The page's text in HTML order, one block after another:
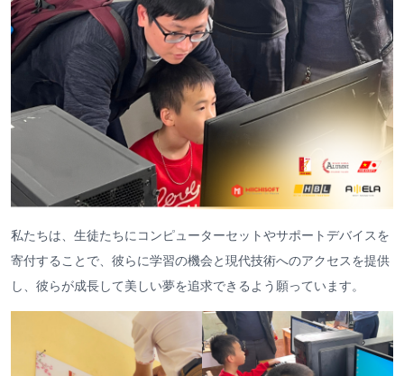
私たちは、生徒たちにコンピューターセットやサポートデバイスを
寄付することで、彼らに学習の機会と現代技術へのアクセスを提供
し、彼らが成長して美しい夢を追求できるよう願っています。